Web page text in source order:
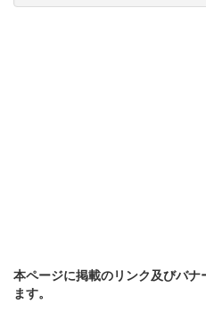
本ページに掲載のリンク及びバ
ます。